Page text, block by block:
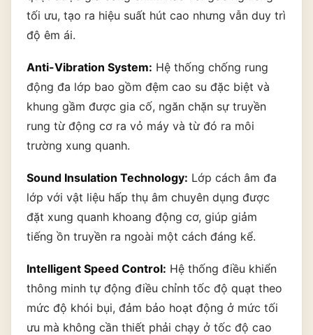
tối ưu, tạo ra hiệu suất hút cao nhưng vẫn duy trì
độ êm ái.
Anti-Vibration System: Hệ thống chống rung
động đa lớp bao gồm đệm cao su đặc biệt và
khung gầm được gia cố, ngăn chặn sự truyền
rung từ động cơ ra vỏ máy và từ đó ra môi
trường xung quanh.
Sound Insulation Technology: Lớp cách âm đa
lớp với vật liệu hấp thụ âm chuyên dụng được
đặt xung quanh khoang động cơ, giúp giảm
tiếng ồn truyền ra ngoài một cách đáng kể.
Intelligent Speed Control: Hệ thống điều khiển
thông minh tự động điều chỉnh tốc độ quạt theo
mức độ khói bụi, đảm bảo hoạt động ở mức tối
ưu mà không cần thiết phải chạy ở tốc độ cao